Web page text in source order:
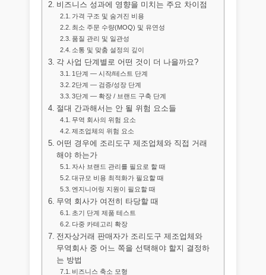
비즈니스 성과에 영향을 미치는 주요 차이점
가격 구조 및 숨겨진 비용
최소 주문 수량(MOQ) 및 유연성
품질 관리 및 일관성
소통 및 맞춤 설정의 깊이
각 사업 단계별로 어떤 것이 더 나을까요?
1단계 — 시작/테스트 단계
2단계 — 검증/성장 단계
3단계 — 확장 / 브랜드 구축 단계
절대 간과해서는 안 될 위험 요소들
무역 회사의 위험 요소
제조업체의 위험 요소
어떤 경우에 조리도구 제조업체와 직접 거래
해야 하는가
자사 브랜드 관리를 필요로 할 때
대규모 비용 최적화가 필요할 때
엔지니어링 지원이 필요할 때
무역 회사가 여전히 타당할 때
초기 단계 제품 테스트
다중 카테고리 확장
전자상거래 판매자가 조리도구 제조업체와
무역회사 중 어느 쪽을 선택해야 할지 결정하
는 방법
비즈니스 축소 모형